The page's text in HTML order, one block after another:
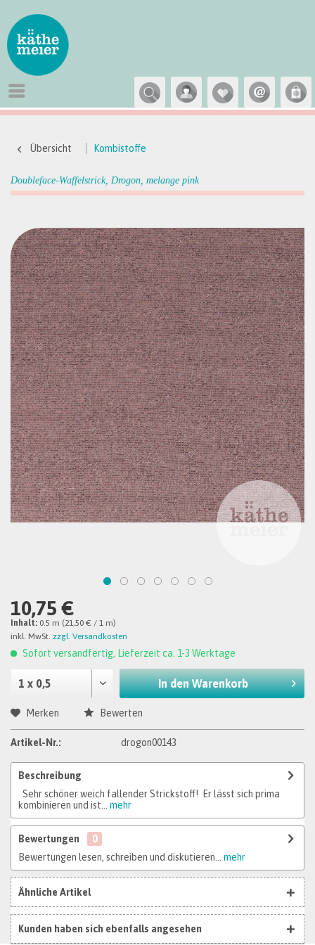
Übersicht Kombistoffe
Doubleface-Waffelstrick, Drogon, melange pink
10,75 €
Inhalt: 0.5 m (21,50 € / 1 m)
inkl. MwSt. zzgl. Versandkosten
Sofort versandfertig, Lieferzeit ca. 1-3 Werktage
In den Warenkorb
Merken Bewerten
Artikel-Nr.: drogon00143
Beschreibung
Sehr schöner weich fallender Strickstoff! Er lässt sich prima
kombinieren und ist...
mehr
Bewertungen
0
Bewertungen lesen, schreiben und diskutieren...
mehr
Ähnliche Artikel
Kunden haben sich ebenfalls angesehen